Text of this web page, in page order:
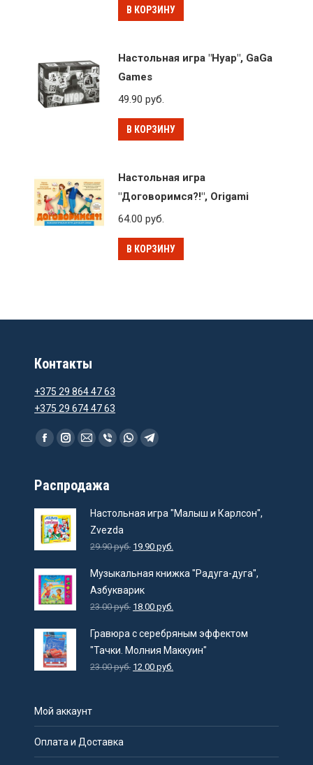
В КОРЗИНУ
Настольная игра "Нуар", GaGa
Games
49.90руб.
В КОРЗИНУ
Настольная игра
"Договоримся?!", Origami
64.00руб.
В КОРЗИНУ
Контакты
+375 29 864 47 63
+375 29 674 47 63
Ищите нас:
FacebookInstagram
EmailViberWhatsAppTelegram
Распродажа
Настольная игра "Малыш и Карлсон",
Zvezda
29.90руб. 19.90руб.
Музыкальная книжка "Радуга-дуга",
Азбукварик
23.00руб. 18.00руб.
Гравюра с серебряным эффектом
"Тачки. Молния Маккуин"
23.00руб. 12.00руб.
Мой аккаунт
Оплата и Доставка